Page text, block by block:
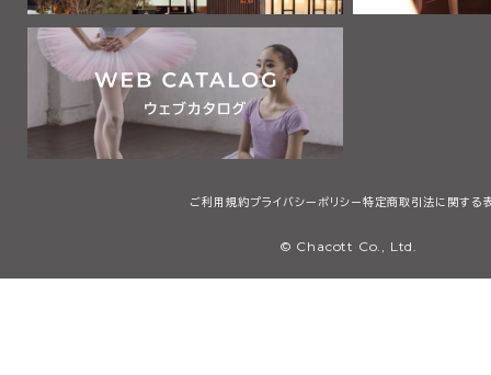
ご利用規約プライバシーポリシー 特定商取引法に関する
© Chacott Co., Ltd.